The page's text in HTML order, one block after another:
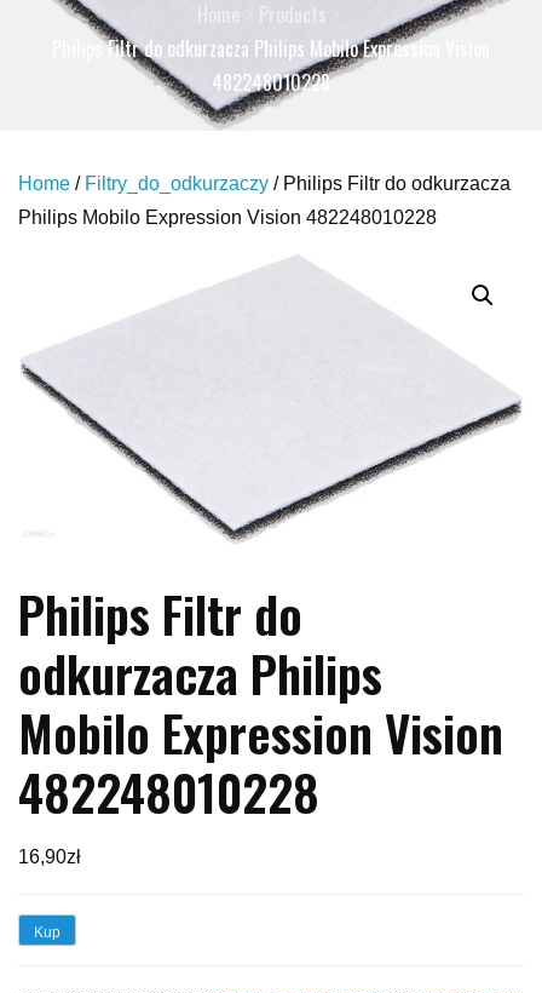
Home
Products
Philips Filtr do odkurzacza Philips Mobilo Expression Vision
482248010228
Home / Filtry_do_odkurzaczy / Philips Filtr do odkurzacza
Philips Mobilo Expression Vision 482248010228
Philips Filtr do
odkurzacza Philips
Mobilo Expression Vision
482248010228
16,90zł
Kup